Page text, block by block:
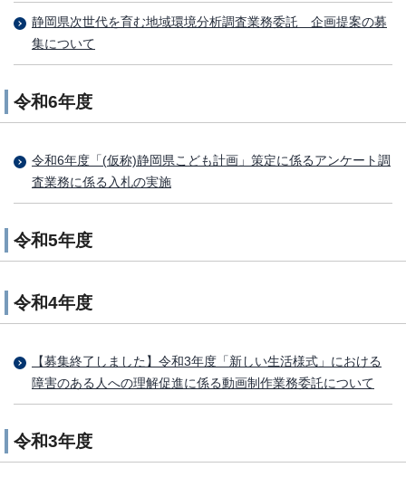
静岡県次世代を育む地域環境分析調査業務委託 企画提案の募
集について
令和6年度
令和6年度「(仮称)静岡県こども計画」策定に係るアンケート調
査業務に係る入札の実施
令和5年度
令和4年度
【募集終了しました】令和3年度「新しい生活様式」における
障害のある人への理解促進に係る動画制作業務委託について
令和3年度